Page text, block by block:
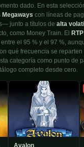
dado. En esta
Megaways con líneas de
junto a títulos de alta
como Money Train. El
el 95 % y el 97 %,
qué frecuencia se
categoría como punto de
completo desde cero.
Avalon